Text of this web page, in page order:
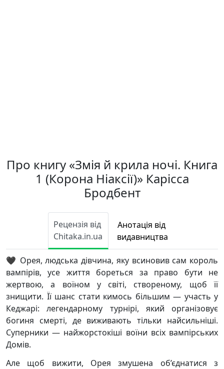
Про книгу «Змія й крила ночі. Книга
1 (Корона Ніаксії)» Карісса
Бродбент
Рецензія від
Chitaka.in.ua
Анотація від
видавництва
🖤 Орея, людська дівчина, яку всиновив сам король
вампірів, усе життя бореться за право бути не
жертвою, а воїном у світі, створеному, щоб її
знищити. Її шанс стати кимось більшим — участь у
Кеджарі: легендарному турнірі, який організовує
богиня смерті, де виживають тільки найсильніші.
Суперники — найжорстокіші воїни всіх вампірських
Домів.
Але щоб вижити, Орея змушена об’єднатися з